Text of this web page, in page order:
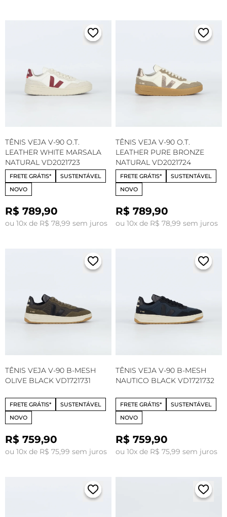
TÊNIS VEJA V-90 O.T.
LEATHER WHITE MARSALA
NATURAL VD2021723
FRETE GRÁTIS*
SUSTENTÁVEL
NOVO
R$ 789,90
ou 10x de R$ 78,99 sem juros
TÊNIS VEJA V-90 O.T.
LEATHER PURE BRONZE
NATURAL VD2021724
FRETE GRÁTIS*
SUSTENTÁVEL
NOVO
R$ 789,90
ou 10x de R$ 78,99 sem juros
TÊNIS VEJA V-90 B-MESH
OLIVE BLACK VD1721731
FRETE GRÁTIS*
SUSTENTÁVEL
NOVO
R$ 759,90
ou 10x de R$ 75,99 sem juros
TÊNIS VEJA V-90 B-MESH
NAUTICO BLACK VD1721732
FRETE GRÁTIS*
SUSTENTÁVEL
NOVO
R$ 759,90
ou 10x de R$ 75,99 sem juros